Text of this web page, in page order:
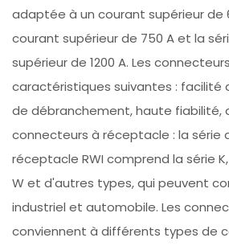
adaptée à un courant supérieur de
courant supérieur de 750 A et la
supérieur de 1200 A. Les
caractéristiques suivantes : facilité
de débranchement, haute fiabilité,
connecteurs à réceptacle : la série
réceptacle RWI comprend la série
W et d'autres types, qui peuvent
industriel et automobile. Les
conviennent à différents types de